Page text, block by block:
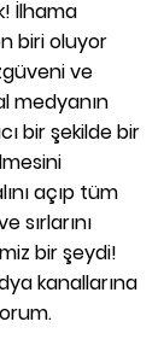
İlhama
biri oluyor
ve
medyanın
bir şekilde bir
açıp tüm
sırlarını
bir şeydi!
kanallarına